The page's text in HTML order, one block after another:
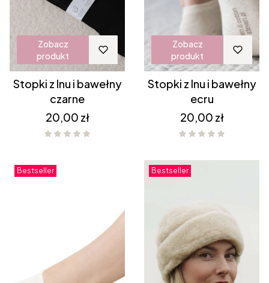
Zobacz
produkt
Stopki z lnu i bawełny
czarne
Cena
20,00 zł
Zobacz
produkt
Stopki z lnu i bawełny
ecru
Cena
20,00 zł
Bestseller Bestseller